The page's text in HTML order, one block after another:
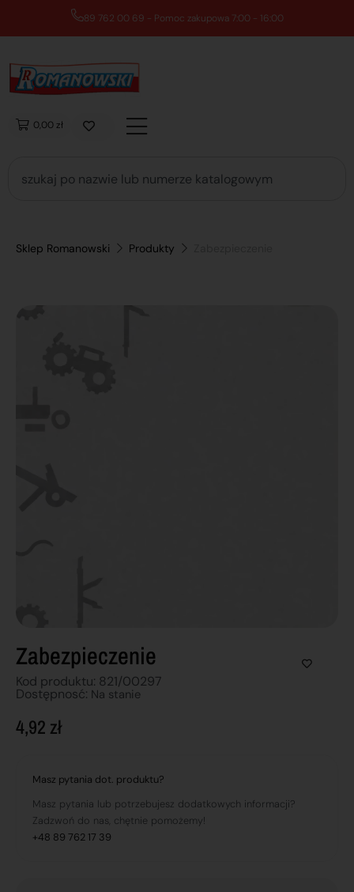
89 762 00 69 - Pomoc zakupowa 7:00 - 16:00
0,00 zł
Sklep Romanowski Produkty
Zabezpieczenie
Kod produktu: 821/00297
Dostępnosć: Na stanie
4,92 zł
Masz pytania dot. produktu?
Masz pytania lub potrzebujesz dodatkowych informacji?
Zadzwoń do nas, chętnie pomożemy!
+48 89 762 17 39